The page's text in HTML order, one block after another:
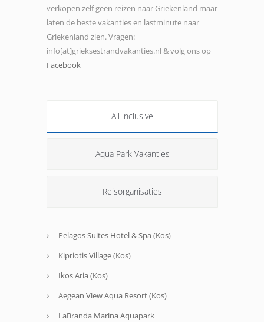
verkopen zelf geen reizen naar Griekenland maar
laten de beste vakanties en lastminute naar
Griekenland zien. Vragen:
info[at]grieksestrandvakanties.nl & volg ons op
Facebook
All inclusive
Aqua Park Vakanties
Reisorganisaties
Pelagos Suites Hotel & Spa (Kos)
Kipriotis Village (Kos)
Ikos Aria (Kos)
Aegean View Aqua Resort (Kos)
LaBranda Marina Aquapark